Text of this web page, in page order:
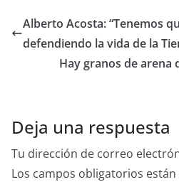
Alberto Acosta: “Tenemos
defendiendo la vida de la
Hay granos de
Deja una respuesta
Tu dirección de correo
Los campos obligatorios